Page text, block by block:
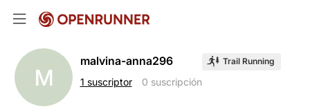
M
malvina-anna296
1 suscriptor 0 suscripción
Trail Running